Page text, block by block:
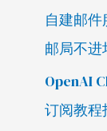
自建邮
邮局不进
OpenAI
订阅教程